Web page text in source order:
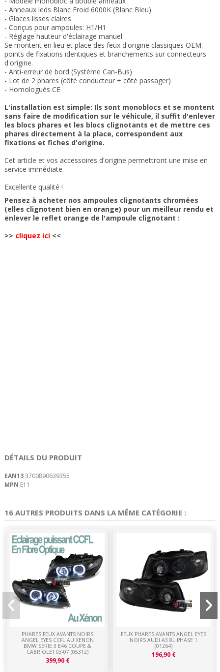
- Anneaux leds Blanc Froid 6000K (Blanc Bleu)
- Glaces lisses claires
- Conçus pour ampoules: H1/H1
- Réglage hauteur d'éclairage manuel
Se montent en lieu et place des feux d'origine classiques OEM:
points de fixations identiques et branchements sur connecteurs
d'origine.
- Anti-erreur de bord (Système Can-Bus)
- Lot de 2 phares (côté conducteur + côté passager)
- Homologués CE
L'installation est simple: Ils sont monoblocs et se montent
sans faire de modification sur le véhicule, il suffit d'enlever
les blocs phares et les blocs clignotants et de mettre ces
phares directement à la place, correspondent aux
fixations et fiches d'origine.
Cet article et vos accessoires d'origine permettront une mise en
service immédiate.
Excellente qualité !
Pensez à acheter nos ampoules clignotants chromées
(elles clignotent bien en orange) pour un meilleur rendu et
enlever le reflet orange de l'ampoule clignotant :
>> cliquez ici <<
DÉTAILS DU PRODUIT
EAN133700890639355
MPN E11
16 AUTRES PRODUITS DANS LA MÊME CATÉGORIE :
PHARES FEUX AVANTS NOIRS
ANGEL EYES CCFL AU XENON
BMW SERIE 3 E46 COUPE &
CABRIOLET 03-07 (05312)
399,90 €
FEUX PHARES AVANTS ANGEL EYES
NOIRS AUDI A3 8L PHASE 1
(01264)
196,90 €